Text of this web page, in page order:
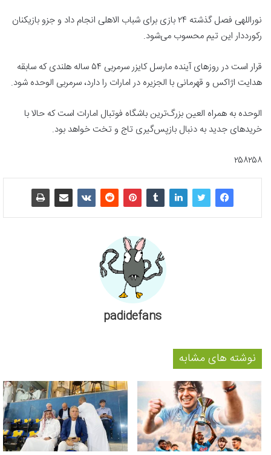
نوراللهی فصل گذشته ۲۴ بازی برای شباب الاهلی انجام داد و جزو بازیکنان
رکورددار این تیم محسوب می‌شود.
قرار است در روزهای آینده مارسل کایزر سرمربی ۵۴ ساله هلندی که سابقه
هدایت اژاکس و قهرمانی با الجزیره در امارات را دارد، سرمربی الوحده شود.
الوحده به همراه العین بزرگ‌ترین باشگاه فوتبال امارات است که حالا با
خریدهای جدید به دنبال بازپس‌گیری تاج و تخت خواهد بود.
۲۵۸۲۵۸
padidefans
نوشته های مشابه